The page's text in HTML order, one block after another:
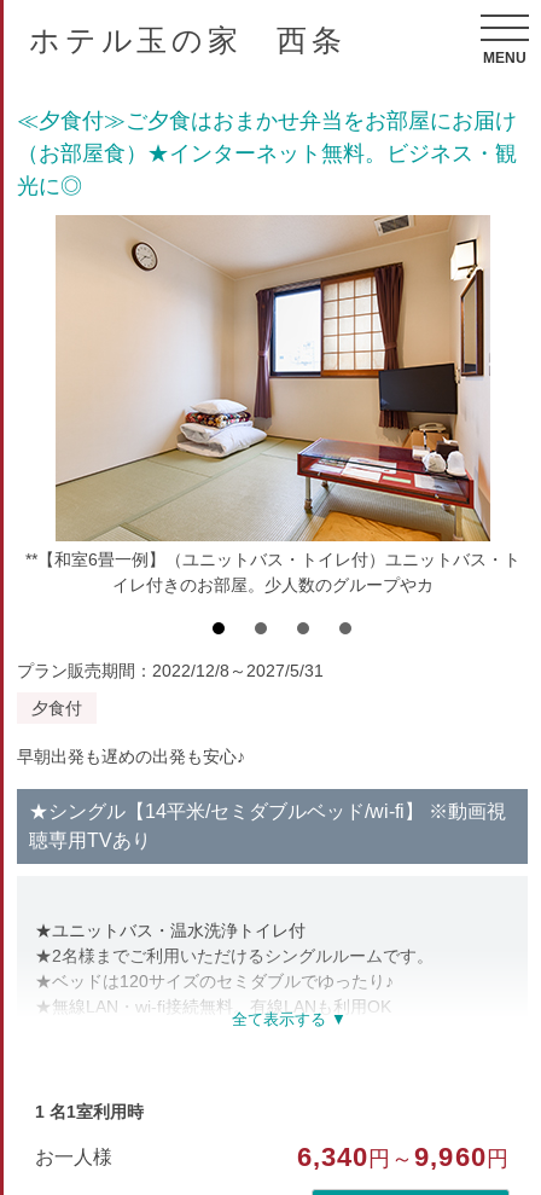
ホテル玉の家 西条
MENU
≪夕食付≫ご夕食はおまかせ弁当をお部屋にお届け
（お部屋食）★インターネット無料。ビジネス・観
光に◎
**【和室6畳一例】（ユニットバス・トイレ付）ユニットバス・ト
イレ付きのお部屋。少人数のグループやカ
プラン販売期間：2022/12/8～2027/5/31
夕食付
早朝出発も遅めの出発も安心♪
★シングル【14平米/セミダブルベッド/wi-fi】 ※動画視
聴専用TVあり
★ユニットバス・温水洗浄トイレ付
★2名様までご利用いただけるシングルルームです。
★ベッドは120サイズのセミダブルでゆったり♪
★無線LAN・wi-fi接続無料。有線LANも利用OK
★チューナーレステレビあり／動画視聴可（地上波視聴不可）
部屋種別
洋室（シングル）
1 名1室利用時
お一人様 6,340 円～9,960 円